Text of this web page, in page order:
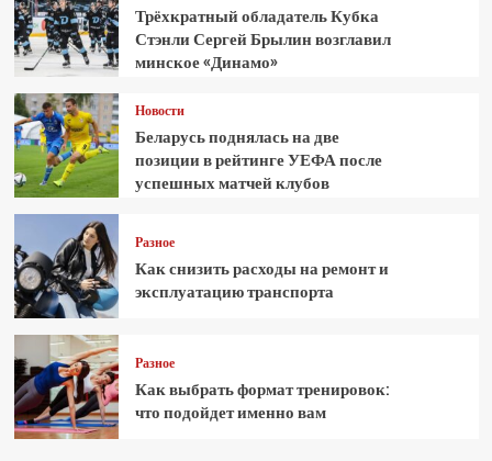
Трёхкратный обладатель Кубка
Стэнли Сергей Брылин возглавил
минское «Динамо»
Новости
Беларусь поднялась на две
позиции в рейтинге УЕФА после
успешных матчей клубов
Разное
Как снизить расходы на ремонт и
эксплуатацию транспорта
Разное
Как выбрать формат тренировок:
что подойдет именно вам